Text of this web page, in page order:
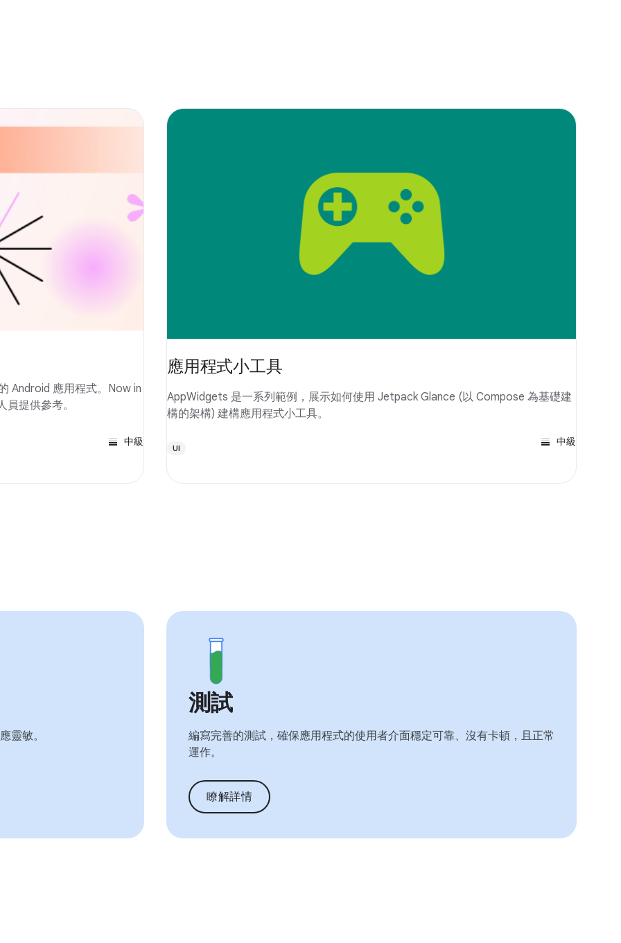
Android 應用程式。Now in
提供參考。
中級
應用程式小工具
AppWidgets 是一系列範例，展示如何使用 Jetpack Glance (以 Compose 為基礎建
構的架構) 建構應用程式小工具。
UI
中級
靈敏。
測試
編寫完善的測試，確保應用程式的使用者介面穩定可靠、沒有卡頓，且正常
運作。
瞭解詳情